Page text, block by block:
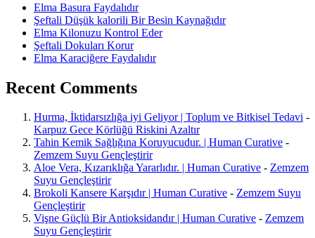
Elma Basura Faydalıdır
Şeftali Düşük kalorili Bir Besin Kaynağıdır
Elma Kilonuzu Kontrol Eder
Şeftali Dokuları Korur
Elma Karaciğere Faydalıdır
Recent Comments
Hurma, İktidarsızlığa iyi Geliyor | Toplum ve Bitkisel Tedavi -
Karpuz Gece Körlüğü Riskini Azaltır
Tahin Kemik Sağlığına Koruyucudur. | Human Curative -
Zemzem Suyu Gençleştirir
Aloe Vera, Kızarıklığa Yararlıdır. | Human Curative - Zemzem
Suyu Gençleştirir
Brokoli Kansere Karşıdır | Human Curative - Zemzem Suyu
Gençleştirir
Vişne Güçlü Bir Antioksidandır | Human Curative - Zemzem
Suyu Gençleştirir